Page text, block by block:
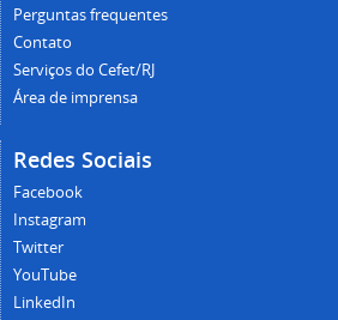
Perguntas frequentes
Contato
Serviços do Cefet/RJ
Área de imprensa
Redes Sociais
Facebook
Instagram
Twitter
YouTube
LinkedIn